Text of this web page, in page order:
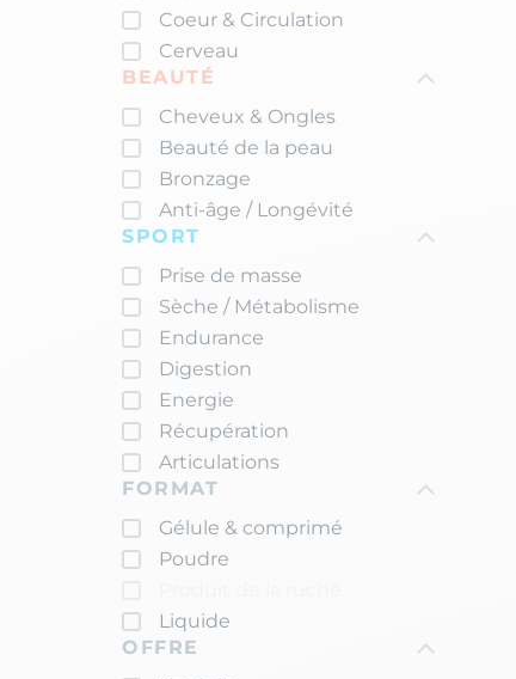
Coeur & Circulation
Cerveau
BEAUTÉ
Cheveux & Ongles
Beauté de la peau
Bronzage
Anti-âge / Longévité
SPORT
Prise de masse
Sèche / Métabolisme
Endurance
Digestion
Energie
Récupération
Articulations
FORMAT
Gélule & comprimé
Poudre
Liquide
OFFRE